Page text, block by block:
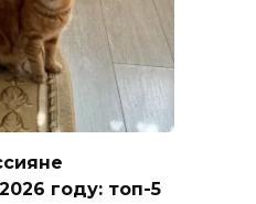
году: топ-5